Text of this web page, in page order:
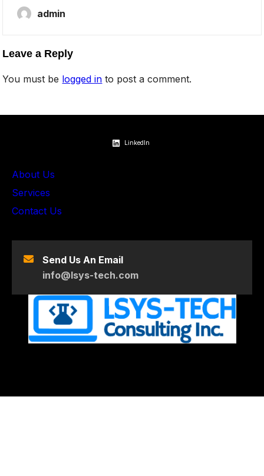
admin
Leave a Reply
You must be logged in to post a comment.
LinkedIn
About Us
Services
Contact Us
Send Us An Email
info@lsys-tech.com